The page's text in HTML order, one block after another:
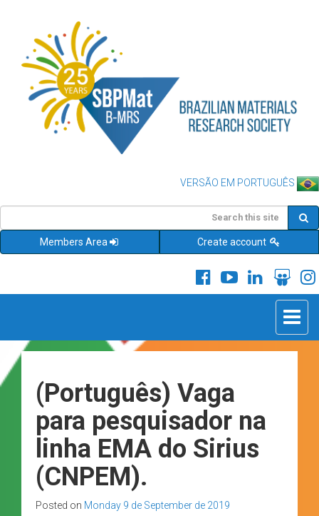
VERSÃO EM PORTUGUÊS
Members Area Create account
Toggle
(Português) Vaga
para pesquisador na
linha EMA do Sirius
(CNPEM).
Posted on Monday 9 de September de 2019